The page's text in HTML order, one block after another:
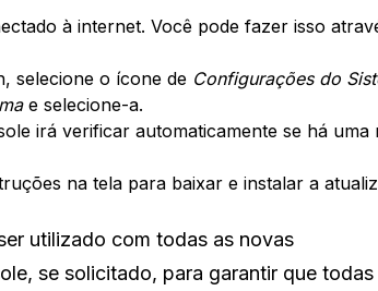
à internet. Você pode fazer isso
selecione o ícone de Configurações do
e selecione-a.
irá verificar automaticamente se há uma
na tela para baixar e instalar a
utilizado com todas as novas
se solicitado, para garantir que todas